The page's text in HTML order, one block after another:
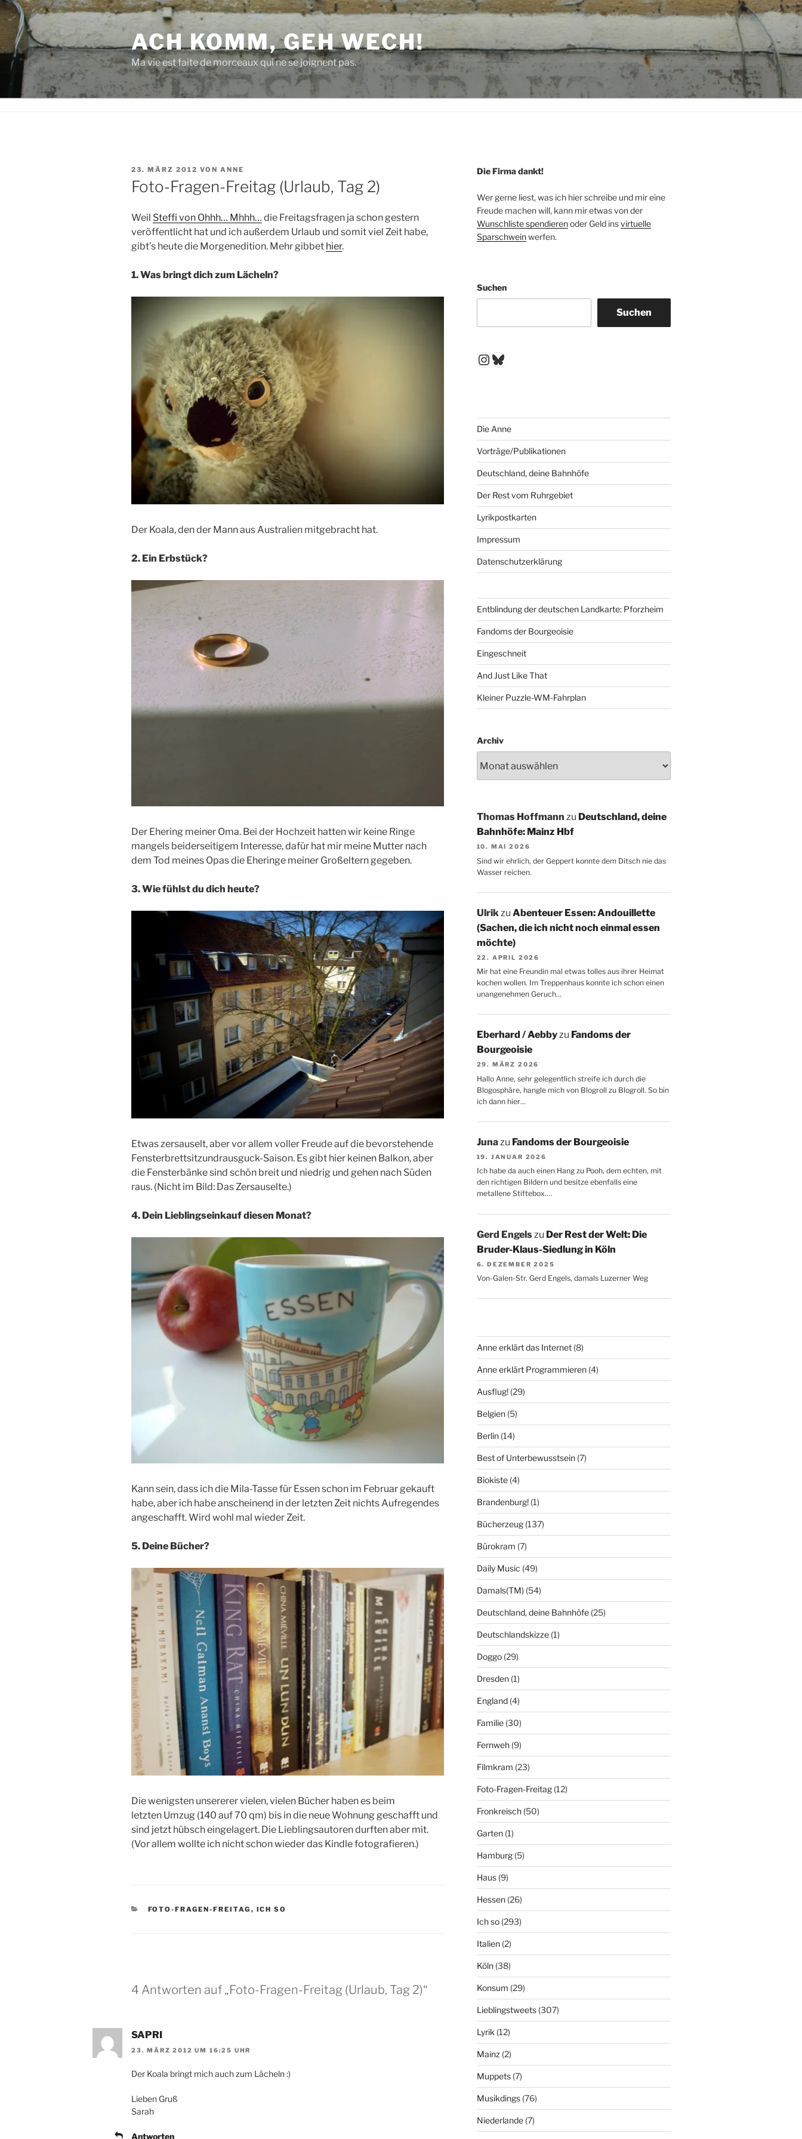
Zum
Inhalt
springen
ACH KOMM, GEH WECH!
Ma vie est faite de morceaux qui ne se joignent pas.
VERÖFFENTLICHT
AM
23. MÄRZ 2012 VON ANNE
Foto-Fragen-Freitag (Urlaub, Tag 2)
Weil Steffi von Ohhh… Mhhh… die Freitagsfragen ja schon gestern
veröffentlicht hat und ich außerdem Urlaub und somit viel Zeit habe,
gibt’s heute die Morgenedition. Mehr gibbet hier.
1. Was bringt dich zum Lächeln?
Der Koala, den der Mann aus Australien mitgebracht hat.
2. Ein Erbstück?
Der Ehering meiner Oma. Bei der Hochzeit hatten wir keine Ringe
mangels beiderseitigem Interesse, dafür hat mir meine Mutter nach
dem Tod meines Opas die Eheringe meiner Großeltern gegeben.
3. Wie fühlst du dich heute?
Etwas zersauselt, aber vor allem voller Freude auf die bevorstehende
Fensterbrettsitzundrausguck-Saison. Es gibt hier keinen Balkon, aber
die Fensterbänke sind schön breit und niedrig und gehen nach Süden
raus. (Nicht im Bild: Das Zersauselte.)
4. Dein Lieblingseinkauf diesen Monat?
Kann sein, dass ich die Mila-Tasse für Essen schon im Februar gekauft
habe, aber ich habe anscheinend in der letzten Zeit nichts Aufregendes
angeschafft. Wird wohl mal wieder Zeit.
5. Deine Bücher?
Die wenigsten unsererer vielen, vielen Bücher haben es beim
letzten Umzug (140 auf 70 qm) bis in die neue Wohnung geschafft und
sind jetzt hübsch eingelagert. Die Lieblingsautoren durften aber mit.
(Vor allem wollte ich nicht schon wieder das Kindle fotografieren.)
KATEGORIEN
FOTO-FRAGEN-FREITAG , ICH SO
4 Antworten auf „Foto-Fragen-Freitag (Urlaub, Tag 2)“
SAPRI
23. MÄRZ 2012 UM 16:25 UHR
Der Koala bringt mich auch zum Lächeln :)
Lieben Gruß
Sarah
Antworten
Die Firma dankt!
Wer gerne liest, was ich hier schreibe und mir eine
Freude machen will, kann mir etwas von der
Wunschliste spendierenoder Geld insvirtuelle
Sparschweinwerfen.
Suchen
Suchen
Instagram
Bluesky
Die Anne
Vorträge/Publikationen
Deutschland, deine Bahnhöfe
Der Rest vom Ruhrgebiet
Lyrikpostkarten
Impressum
Datenschutzerklärung
Entblindung der deutschen Landkarte: Pforzheim
Fandoms der Bourgeoisie
Eingeschneit
And Just Like That
Kleiner Puzzle-WM-Fahrplan
Archiv
Thomas Hoffmann zu Deutschland, deine
Bahnhöfe: Mainz Hbf
10. MAI 2026
Sind wir ehrlich, der Geppert konnte dem Ditsch nie das
Wasser reichen.
Ulrikzu Abenteuer Essen: Andouillette
(Sachen, die ich nicht noch einmal essen
möchte)
22. APRIL 2026
Mir hat eine Freundin mal etwas tolles aus ihrer Heimat
kochen wollen. Im Treppenhaus konnte ich schon einen
unangenehmen Geruch…
Eberhard / Aebbyzu Fandoms der
Bourgeoisie
29. MÄRZ 2026
Hallo Anne, sehr gelegentlich streife ich durch die
Blogosphäre, hangle mich von Blogroll zu Blogroll. So bin
ich dann hier…
Junazu Fandoms der Bourgeoisie
19. JANUAR 2026
Ich habe da auch einen Hang zu Pooh, dem echten, mit
den richtigen Bildern und besitze ebenfalls eine
metallene Stiftebox.…
Gerd Engelszu Der Rest der Welt: Die
Bruder-Klaus-Siedlung in Köln
6. DEZEMBER 2025
Von-Galen-Str. Gerd Engels, damals Luzerner Weg
Anne erklärt das Internet(8)
Anne erklärt Programmieren(4)
Ausflug!(29)
Belgien(5)
Berlin(14)
Best of Unterbewusstsein(7)
Biokiste(4)
Brandenburg!(1)
Bücherzeug(137)
Bürokram (7)
Daily Music (49)
Damals(TM) (54)
Deutschland, deine Bahnhöfe(25)
Deutschlandskizze(1)
Doggo(29)
Dresden(1)
England(4)
Familie(30)
Fernweh(9)
Filmkram (23)
Foto-Fragen-Freitag(12)
Fronkreisch(50)
Garten(1)
Hamburg(5)
Haus(9)
Hessen(26)
Ich so(293)
Italien(2)
Köln(38)
Konsum (29)
Lieblingstweets(307)
Lyrik (12)
Mainz (2)
Muppets(7)
Musikdings(76)
Niederlande(7)